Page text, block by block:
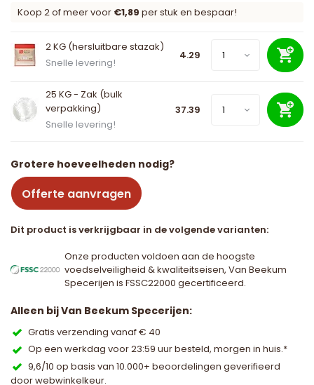
Koop 2 of meer voor €1,89 per stuk en bespaar!
2 KG (hersluitbare stazak)
Snelle levering!
4.29
25 KG - Zak (bulk
verpakking)
Snelle levering!
37.39
Grotere hoeveelheden nodig?
Offerte aanvragen
Dit product is verkrijgbaar in de volgende varianten:
Onze producten voldoen aan de hoogste
voedselveiligheid & kwaliteitseisen, Van Beekum
Specerijen is FSSC22000 gecertificeerd.
Alleen bij Van Beekum Specerijen:
Gratis verzending vanaf € 40
Op een werkdag voor 23:59 uur besteld, morgen in huis.*
9,6/10 op basis van 10.000+ beoordelingen geverifieerd
door webwinkelkeur.